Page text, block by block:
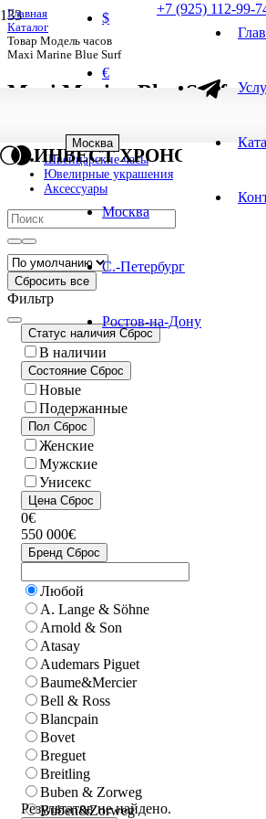
+7 (925) 112-99-
$
€
Москва
Москва
С.-Петербург
Ростов-на-Дону
ИНВЕСТ ХРОНО
Главная
Каталог
Товар Модель часов
Maxi Marine Blue Surf
Maxi Marine Blue Surf
результатов
Швейцарские часы
Ювелирные украшения
Аксессуары
Сбросить все
Фильтр
Статус наличия Сброс
В наличии
Состояние Сброс
Новые
Подержанные
Пол Сброс
Женские
Мужские
Унисекс
Цена Сброс
0€
550 000€
Бренд Сброс
Любой
A. Lange & Söhne
Arnold & Son
Atasay
Audemars Piguet
Baume&Mercier
Bell & Ross
Blancpain
Bovet
Breguet
Breitling
Buben & Zorweg
Buben&Zorweg
Результатов не найдено.